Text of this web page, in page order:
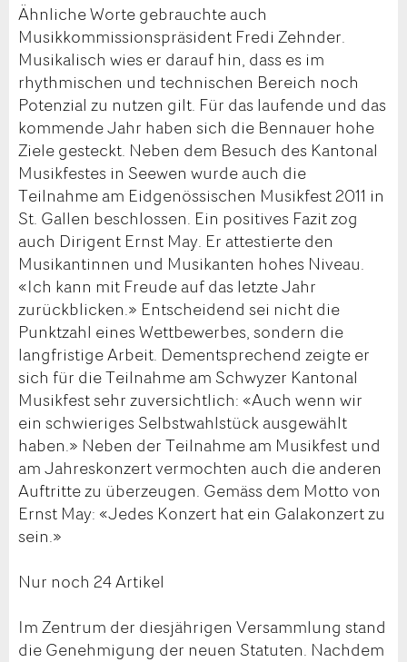
Ähnliche Worte gebrauchte auch
Musikkommissionspräsident Fredi Zehnder.
Musikalisch wies er darauf hin, dass es im
rhythmischen und technischen Bereich noch
Potenzial zu nutzen gilt. Für das laufende und das
kommende Jahr haben sich die Bennauer hohe
Ziele gesteckt. Neben dem Besuch des Kantonal
Musikfestes in Seewen wurde auch die
Teilnahme am Eidgenössischen Musikfest 2011 in
St. Gallen beschlossen. Ein positives Fazit zog
auch Dirigent Ernst May. Er attestierte den
Musikantinnen und Musikanten hohes Niveau.
«Ich kann mit Freude auf das letzte Jahr
zurückblicken.» Entscheidend sei nicht die
Punktzahl eines Wettbewerbes, sondern die
langfristige Arbeit. Dementsprechend zeigte er
sich für die Teilnahme am Schwyzer Kantonal
Musikfest sehr zuversichtlich: «Auch wenn wir
ein schwieriges Selbstwahlstück ausgewählt
haben.» Neben der Teilnahme am Musikfest und
am Jahreskonzert vermochten auch die anderen
Auftritte zu überzeugen. Gemäss dem Motto von
Ernst May: «Jedes Konzert hat ein Galakonzert zu
sein.»
Nur noch 24 Artikel
Im Zentrum der diesjährigen Versammlung stand
die Genehmigung der neuen Statuten. Nachdem